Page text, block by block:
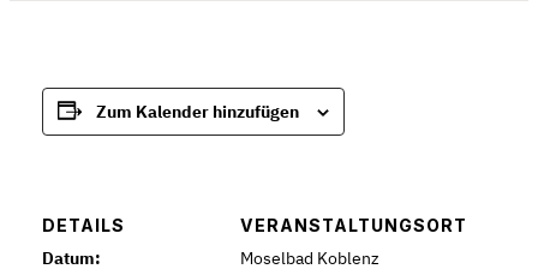
Zum Kalender hinzufügen
DETAILS
Datum:
VERANSTALTUNGSORT
Moselbad Koblenz